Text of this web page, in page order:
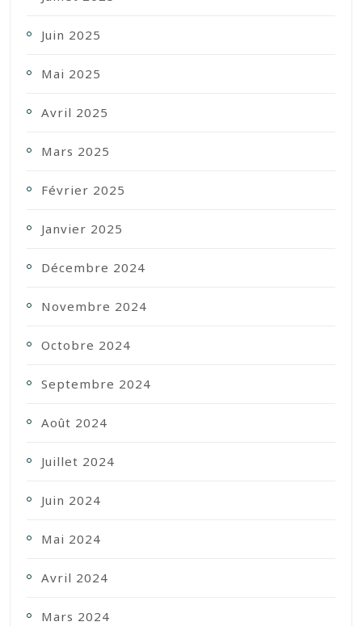
Juin 2025
Mai 2025
Avril 2025
Mars 2025
Février 2025
Janvier 2025
Décembre 2024
Novembre 2024
Octobre 2024
Septembre 2024
Août 2024
Juillet 2024
Juin 2024
Mai 2024
Avril 2024
Mars 2024